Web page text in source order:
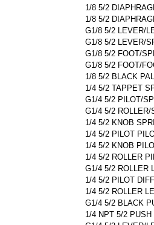
1/8 5/2
1/8 5/2
G1/8 5/2 LEVER/
G1/8 5/2 LEVER/
G1/8 5/2 FOOT/
G1/8 5/2 FOOT/
1/8 5/2 BLACK
1/4 5/2 TAPPET
G1/4 5/2 PILOT/
G1/4 5/2 ROLLER/
1/4 5/2 KNOB
1/4 5/2 PILOT
1/4 5/2 KNOB
1/4 5/2 ROLLER
G1/4 5/2 ROLLER
1/4 5/2 PILOT
1/4 5/2 ROLLER
G1/4 5/2 BLACK
1/4 NPT 5/2